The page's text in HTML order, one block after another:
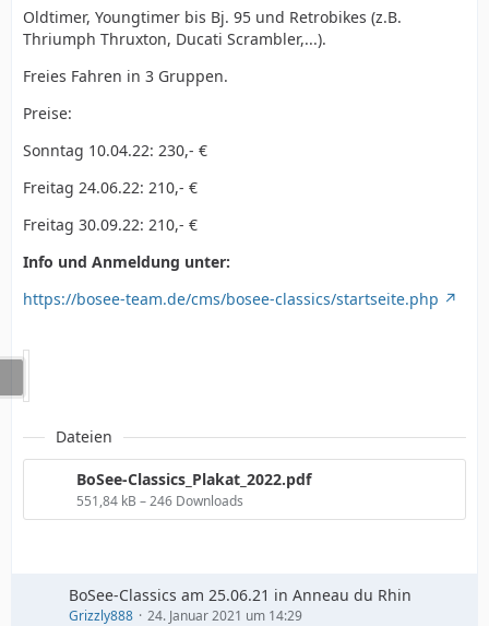
Oldtimer, Youngtimer bis Bj. 95 und Retrobikes (z.B.
Thriumph Thruxton, Ducati Scrambler,...).
Freies Fahren in 3 Gruppen.
Preise:
Sonntag 10.04.22: 230,- €
Freitag 24.06.22: 210,- €
Freitag 30.09.22: 210,- €
Info und Anmeldung unter:
https://bosee-team.de/cms/bosee-classics/startseite.php
Dateien
BoSee-Classics_Plakat_2022.pdf
551,84 kB – 246 Downloads
BoSee-Classics am 25.06.21 in Anneau du Rhin
Grizzly888 24. Januar 2021 um 14:29